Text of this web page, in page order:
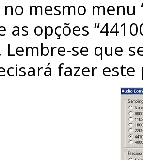
mesmo menu
as opções
Lembre-se que
fazer este